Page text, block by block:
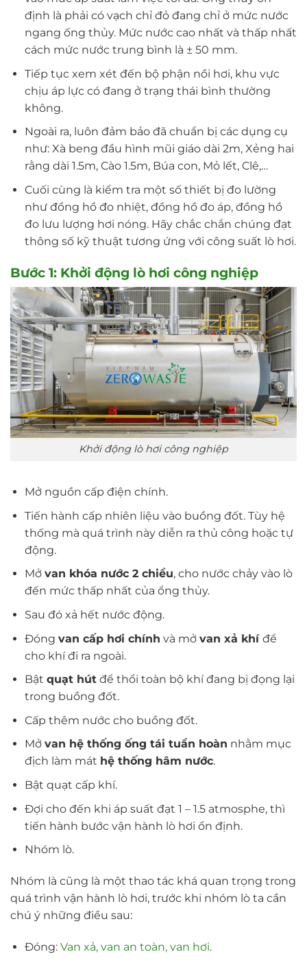
định là phải có vạch chỉ đỏ đang chỉ ở mức nước
ngang ống thủy. Mức nước cao nhất và thấp nhất
cách mức nước trung bình là ± 50 mm.
Tiếp tục xem xét đến bộ phận nồi hơi, khu vực
chịu áp lực có đang ở trạng thái bình thường
không.
Ngoài ra, luôn đảm bảo đã chuẩn bị các dụng cụ
như: Xà beng đầu hình mũi giáo dài 2m, Xẻng hai
rằng dài 1.5m, Cào 1.5m, Búa con, Mỏ lết, Clê,…
Cuối cùng là kiểm tra một số thiết bị đo lường
như đồng hồ đo nhiệt, đồng hồ đo áp, đồng hồ
đo lưu lượng hơi nóng. Hãy chắc chắn chúng đạt
thông số kỹ thuật tương ứng với công suất lò hơi.
Bước 1: Khởi động lò hơi công nghiệp
Khởi động lò hơi công nghiệp
Mở nguồn cấp điện chính.
Tiến hành cấp nhiên liệu vào buồng đốt. Tùy hệ
thống mà quá trình này diễn ra thủ công hoặc tự
động.
Mở van khóa nước 2 chiều, cho nước chảy vào lò
đến mức thấp nhất của ổng thủy.
Sau đó xả hết nước động.
Đóng van cấp hơi chính và mở van xả khí để
cho khí đi ra ngoài.
Bật quạt hútđể thổi toàn bộ khí đang bị đọng lại
trong buồng đốt.
Cấp thêm nước cho buồng đốt.
Mở van hệ thống ống tái tuần hoàn nhằm mục
địch làm mát hệ thống hâm nước.
Bật quạt cấp khí.
Đợi cho đến khi áp suất đạt 1 – 1.5 atmosphe, thì
tiến hành bước vận hành lò hơi ổn định.
Nhóm lò.
Nhóm là cũng là một thao tác khá quan trọng trong
quá trình vận hành lò hơi, trước khi nhóm lò ta cần
chú ý những điều sau:
Đóng: Van xả, van an toàn, van hơi.